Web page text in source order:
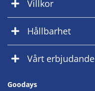
Villkor
Hållbarhet
Vårt erbjudande
Goodays